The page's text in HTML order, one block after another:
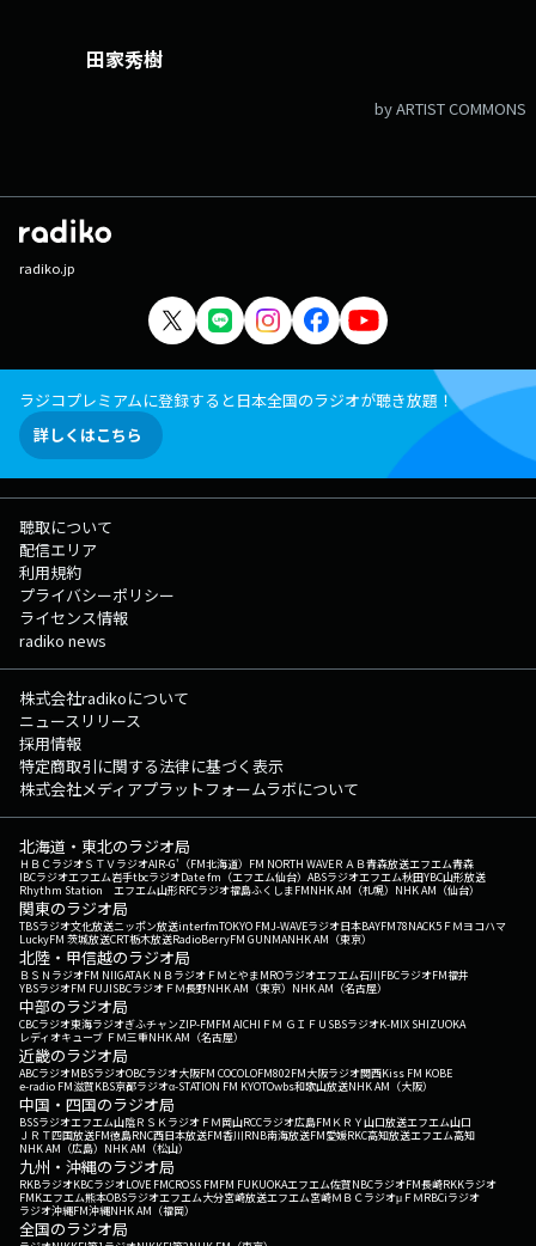
田家秀樹
by ARTIST COMMONS
radiko.jp
ラジコプレミアムに登録すると日本全国のラジオが聴き放題！
詳しくはこちら
聴取について
配信エリア
利用規約
プライバシーポリシー
ライセンス情報
radiko news
株式会社radikoについて
ニュースリリース
採用情報
特定商取引に関する法律に基づく表示
株式会社メディアプラットフォームラボについて
北海道・東北のラジオ局
ＨＢＣラジオＳＴＶラジオAIR-G'（FM北海道） FM NORTH WAVEＲＡＢ青森放送エフエム青森
IBCラジオエフエム岩手tbcラジオDate fm（エフエム仙台） ABSラジオエフエム秋田YBC山形放送
Rhythm Station エフエム山形RFCラジオ福島ふくしまFMNHK AM（札幌） NHK AM（仙台）
関東のラジオ局
TBSラジオ文化放送ニッポン放送interfmTOKYO FMJ-WAVEラジオ日本BAYFM78NACK5 ＦＭヨコハマ
LuckyFM 茨城放送CRT栃木放送RadioBerryFM GUNMANHK AM（東京）
北陸・甲信越のラジオ局
ＢＳＮラジオFM NIIGATAＫＮＢラジオ ＦＭとやまMROラジオエフエム石川FBCラジオFM福井
YBSラジオFM FUJISBCラジオ ＦＭ長野NHK AM（東京） NHK AM（名古屋）
中部のラジオ局
CBCラジオ東海ラジオぎふチャンZIP-FMFM AICHI ＦＭ ＧＩＦＵ SBSラジオK-MIX SHIZUOKA
レディオキューブ ＦＭ三重NHK AM（名古屋）
近畿のラジオ局
ABCラジオMBSラジオOBCラジオ大阪FM COCOLOFM802FM大阪ラジオ関西Kiss FM KOBE
e-radio FM滋賀KBS京都ラジオα-STATION FM KYOTOwbs和歌山放送NHK AM（大阪）
中国・四国のラジオ局
BSSラジオエフエム山陰ＲＳＫラジオ ＦＭ岡山RCCラジオ広島FM ＫＲＹ山口放送エフエム山口
ＪＲＴ四国放送FM徳島RNC西日本放送FM香川RNB南海放送FM愛媛RKC高知放送エフエム高知
NHK AM（広島） NHK AM（松山）
九州・沖縄のラジオ局
RKBラジオKBCラジオLOVE FMCROSS FMFM FUKUOKAエフエム佐賀NBCラジオFM長崎RKKラジオ
FMKエフエム熊本OBSラジオエフエム大分宮崎放送エフエム宮崎ＭＢＣラジオμＦＭRBCiラジオ
ラジオ沖縄FM沖縄NHK AM（福岡）
全国のラジオ局